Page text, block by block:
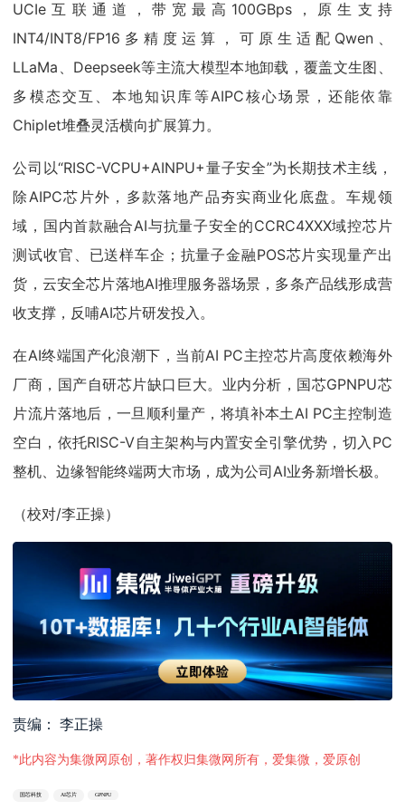
UCIe互联通道，带宽最高100GBps，原生支持
INT4/INT8/FP16多精度运算，可原生适配Qwen、
LLaMa、Deepseek等主流大模型本地卸载，覆盖文生图、
多模态交互、本地知识库等AIPC核心场景，还能依靠
Chiplet堆叠灵活横向扩展算力。
公司以“RISC-VCPU+AINPU+量子安全”为长期技术主线，
除AIPC芯片外，多款落地产品夯实商业化底盘。车规领
域，国内首款融合AI与抗量子安全的CCRC4XXX域控芯片
测试收官、已送样车企；抗量子金融POS芯片实现量产出
货，云安全芯片落地AI推理服务器场景，多条产品线形成营
收支撑，反哺AI芯片研发投入。
在AI终端国产化浪潮下，当前AI PC主控芯片高度依赖海外
厂商，国产自研芯片缺口巨大。业内分析，国芯GPNPU芯
片流片落地后，一旦顺利量产，将填补本土AI PC主控制造
空白，依托RISC-V自主架构与内置安全引擎优势，切入PC
整机、边缘智能终端两大市场，成为公司AI业务新增长极。
（校对/李正操）
责编： 李正操
*此内容为集微网原创，著作权归集微网所有，爱集微，爱原创
国芯科技 AI芯片 GPNPU